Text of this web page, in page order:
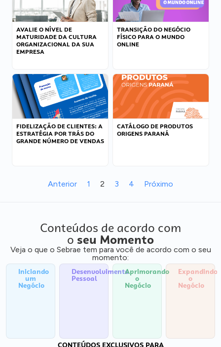
AVALIE O NÍVEL DE
MATURIDADE DA CULTURA
ORGANIZACIONAL DA SUA
EMPRESA
TRANSIÇÃO DO NEGÓCIO
FÍSICO PARA O MUNDO
ONLINE
FIDELIZAÇÃO DE CLIENTES: A
ESTRATÉGIA POR TRÁS DO
GRANDE NÚMERO DE VENDAS
CATÁLOGO DE PRODUTOS
ORIGENS PARANÁ
Anterior 1 2 3 4 Próximo
Conteúdos de acordo com
o seu Momento
Veja o que o Sebrae tem para você de acordo com o seu
momento:
Iniciando
um
Negócio
Desenvolvimento
Pessoal
Aprimorando
o
Negócio
Expandindo
o
Negócio
CONTEÚDOS EXCLUSIVOS PARA